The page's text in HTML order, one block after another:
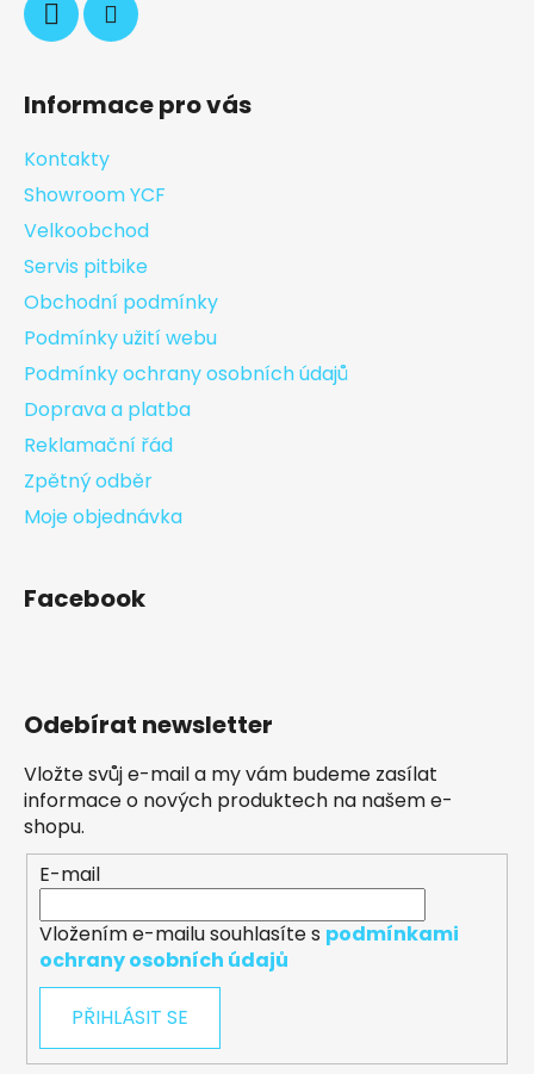
Informace pro vás
Kontakty
Showroom YCF
Velkoobchod
Servis pitbike
Obchodní podmínky
Podmínky užití webu
Podmínky ochrany osobních údajů
Doprava a platba
Reklamační řád
Zpětný odběr
Moje objednávka
Facebook
Odebírat newsletter
Vložte svůj e-mail a my vám budeme zasílat
informace o nových produktech na našem e-
shopu.
E-mail
Vložením e-mailu souhlasíte s podmínkami
ochrany osobních údajů
PŘIHLÁSIT SE